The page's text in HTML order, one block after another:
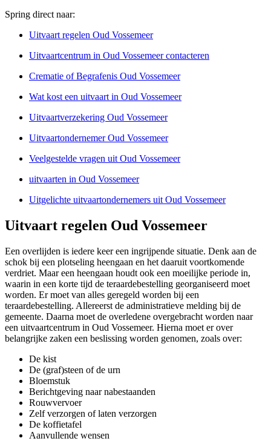
Spring direct naar:
Uitvaart regelen Oud Vossemeer
Uitvaartcentrum in Oud Vossemeer contacteren
Crematie of Begrafenis Oud Vossemeer
Wat kost een uitvaart in Oud Vossemeer
Uitvaartverzekering Oud Vossemeer
Uitvaartondernemer Oud Vossemeer
Veelgestelde vragen uit Oud Vossemeer
uitvaarten in Oud Vossemeer
Uitgelichte uitvaartondernemers uit Oud Vossemeer
Uitvaart regelen Oud Vossemeer
Een overlijden is iedere keer een ingrijpende situatie. Denk aan de
schok bij een plotseling heengaan en het daaruit voortkomende
verdriet. Maar een heengaan houdt ook een moeilijke periode in,
waarin in een korte tijd de teraardebestelling georganiseerd moet
worden. Er moet van alles geregeld worden bij een
teraardebestelling. Allereerst de administratieve melding bij de
gemeente. Daarna moet de overledene overgebracht worden naar
een uitvaartcentrum in Oud Vossemeer. Hierna moet er over
belangrijke zaken een beslissing worden genomen, zoals over:
De kist
De (graf)steen of de urn
Bloemstuk
Berichtgeving naar nabestaanden
Rouwvervoer
Zelf verzorgen of laten verzorgen
De koffietafel
Aanvullende wensen